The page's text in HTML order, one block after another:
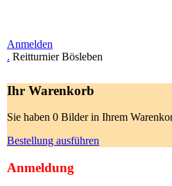
Anmelden
. Reitturnier Bösleben
Ihr Warenkorb
Sie haben 0 Bilder in Ihrem
Bestellung ausführen
Anmeldung